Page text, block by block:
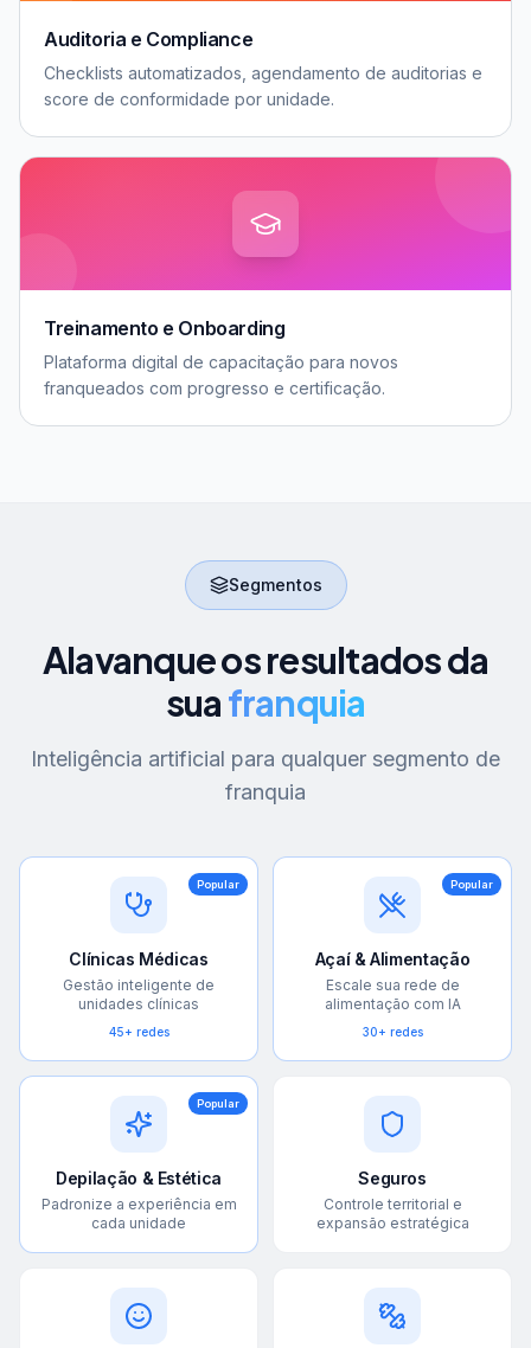
Auditoria e Compliance
Checklists automatizados, agendamento de auditorias e
score de conformidade por unidade.
Treinamento e Onboarding
Plataforma digital de capacitação para novos
franqueados com progresso e certificação.
Segmentos
Alavanque os resultados da
suafranquia
Inteligência artificial para qualquer segmento de
franquia
Popular
Clínicas Médicas
Gestão inteligente de
unidades clínicas
45+ redes
Popular
Açaí & Alimentação
Escale sua rede de
alimentação com IA
30+ redes
Popular
Depilação & Estética
Padronize a experiência em
cada unidade
Seguros
Controle territorial e
expansão estratégica